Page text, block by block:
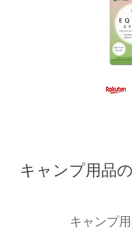
キャンプ用品
キャンプ